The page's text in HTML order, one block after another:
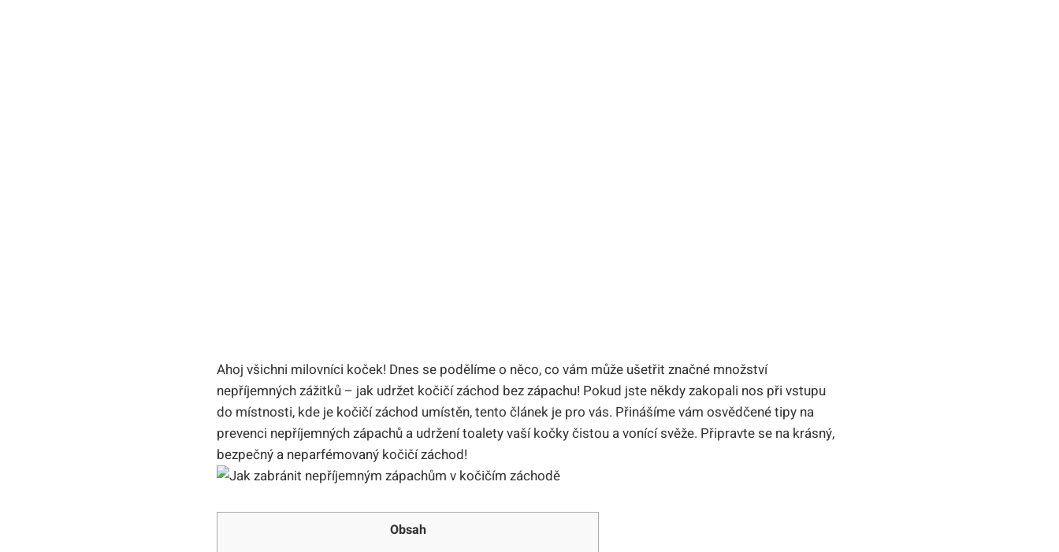
Ahoj všichni milovníci koček! Dnes se podělíme o něco, co vám ‍může ⁤ušetřit značné⁤ množství
nepříjemných‌ zážitků – jak ⁢udržet kočičí⁣ záchod ‍bez zápachu!⁢ Pokud jste někdy zakopali nos ⁤při vstupu
do místnosti, kde​ je kočičí záchod umístěn, tento ⁤článek je ​pro vás. Přinášíme vám osvědčené tipy na​
prevenci ⁣nepříjemných ⁤zápachů a ​udržení ⁣toalety‌ vaší⁣ kočky​ čistou a vonící svěže. Připravte se na krásný,
bezpečný a neparfémovaný ‍kočičí ‌záchod!
Obsah